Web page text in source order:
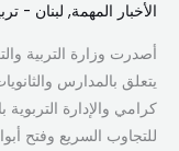
الأخبار المهمة, لبنان -
أصدرت وزارة التربية
يتعلق بالمدارس
كرامي والإدارة
للتجاوب السريع وفتح